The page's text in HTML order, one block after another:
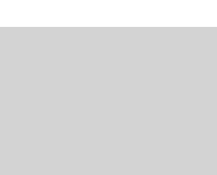
com